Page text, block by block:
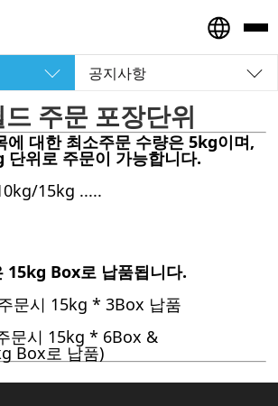
공지사항
주문 포장단위
대한 최소주문 수량은 5kg이며,
단위로 주문이 가능합니다.
15kg .....
Box로 납품됩니다.
시 15kg * 3Box 납품
15kg * 6Box &
Box로 납품)